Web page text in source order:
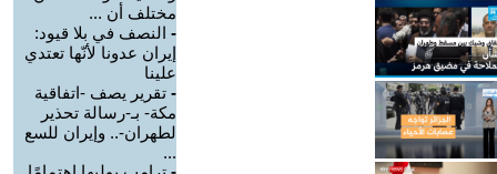
مختلف أن ...
- النصف في بلا قيود:
إيران عدونا لأنّها تعتدي
علينا
- تقرير يصف -اتفاقية
مكة- بـ-رسالة تحذير
لطهران-.. وإيران للسع
...